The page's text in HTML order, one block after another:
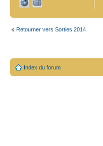
Retourner vers Sorties 2014
Index du forum